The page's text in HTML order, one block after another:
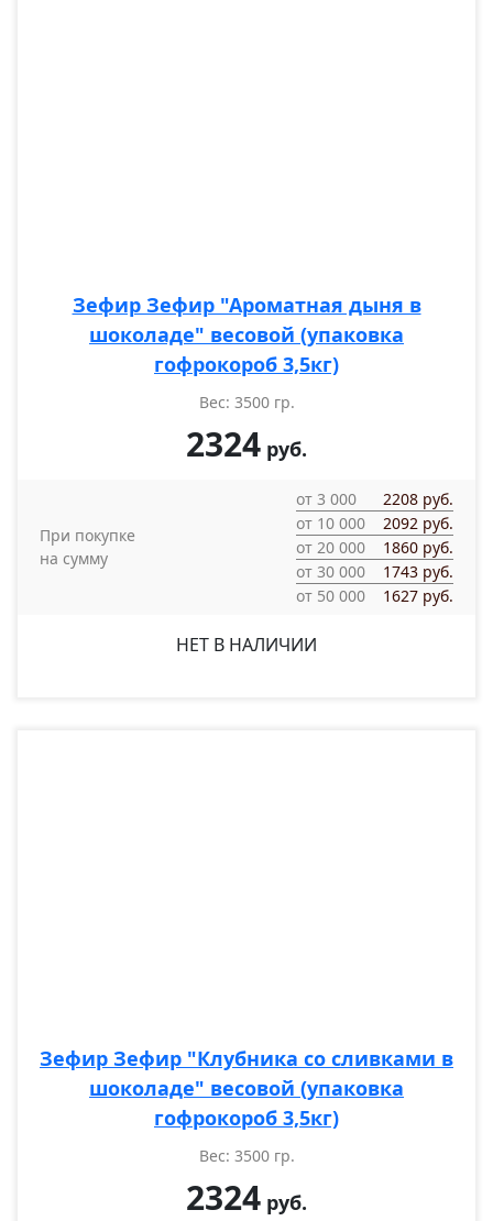
Зефир Зефир "Ароматная дыня в
шоколаде" весовой (упаковка
гофрокороб 3,5кг)
Вес: 3500 гр.
2324 руб.
При покупке
на сумму
от 3 000
2208 руб.
от 10 000
2092 руб.
от 20 000
1860 руб.
от 30 000
1743 руб.
от 50 000
1627 руб.
НЕТ В НАЛИЧИИ
Зефир Зефир "Клубника со сливками в
шоколаде" весовой (упаковка
гофрокороб 3,5кг)
Вес: 3500 гр.
2324 руб.